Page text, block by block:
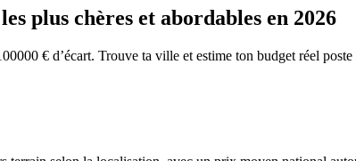
plus chères et abordables en 2026
€ d’écart. Trouve ta ville et estime ton budget réel poste